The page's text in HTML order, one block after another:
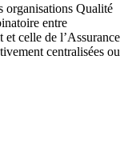
organisations Qualité
entre
et celle de l’Assurance
centralisées ou